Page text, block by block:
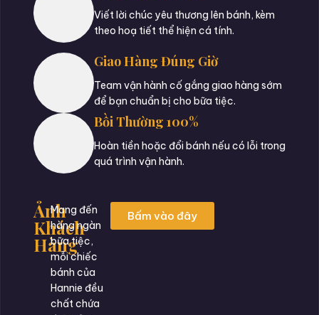
Viết lời chúc yêu thương lên bánh, kèm
theo hoạ tiết thể hiện cá tính.
Giao Hàng Đúng Giờ
Team vận hành cố gắng giao hàng sớm
để bạn chuẩn bị cho bữa tiệc.
Bồi Thường 100%
Hoàn tiền hoặc đổi bánh nếu có lỗi trong
quá trình vận hành.
Ảnh
Khách
Hàng
Mang đến
hàng ngàn
bữa tiệc,
mỗi chiếc
bánh của
Hannie đều
chất chứa
Bấm vào đây